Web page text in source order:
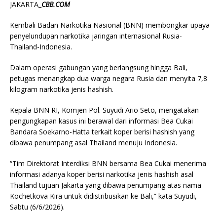
JAKARTA_ CBB.COM
Kembali Badan Narkotika Nasional (BNN) membongkar upaya
penyelundupan narkotika jaringan internasional Rusia-
Thailand-Indonesia.
Dalam operasi gabungan yang berlangsung hingga Bali,
petugas menangkap dua warga negara Rusia dan menyita 7,8
kilogram narkotika jenis hashish.
Kepala BNN RI, Komjen Pol. Suyudi Ario Seto, mengatakan
pengungkapan kasus ini berawal dari informasi Bea Cukai
Bandara Soekarno-Hatta terkait koper berisi hashish yang
dibawa penumpang asal Thailand menuju Indonesia.
“Tim Direktorat Interdiksi BNN bersama Bea Cukai menerima
informasi adanya koper berisi narkotika jenis hashish asal
Thailand tujuan Jakarta yang dibawa penumpang atas nama
Kochetkova Kira untuk didistribusikan ke Bali,” kata Suyudi,
Sabtu (6/6/2026).